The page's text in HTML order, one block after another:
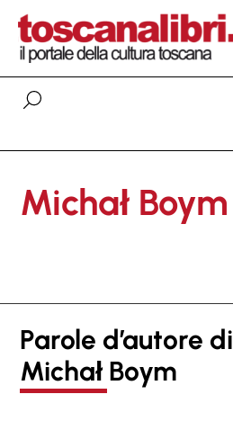
Michał Boym
Parole d’autore di
Michał Boym